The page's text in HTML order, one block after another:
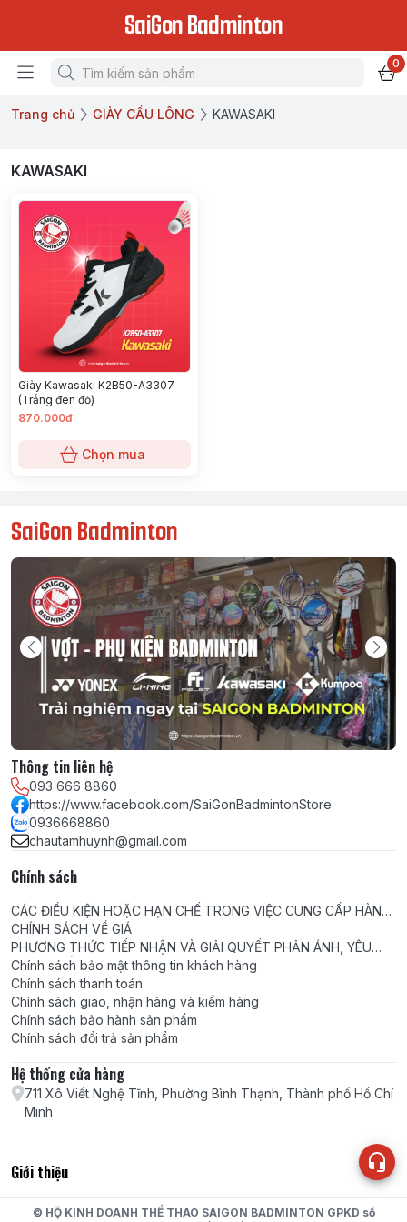
SaiGon Badminton
0
Trang chủ GIÀY CẦU LÔNG KAWASAKI
KAWASAKI
Giày Kawasaki K2B50-A3307
(Trắng đen đỏ)
870.000đ
Chọn mua
SaiGon Badminton
Thông tin liên hệ
093 666 8860
https://www.facebook.com/SaiGonBadmintonStore
0936668860
chautamhuynh@gmail.com
Chính sách
CÁC ĐIỀU KIỆN HOẶC HẠN CHẾ TRONG VIỆC CUNG CẤP HÀNG
HÓA, DỊCH VỤ
CHÍNH SÁCH VỀ GIÁ
PHƯƠNG THỨC TIẾP NHẬN VÀ GIẢI QUYẾT PHẢN ÁNH, YÊU
CẦU, KHIẾU NẠI
Chính sách bảo mật thông tin khách hàng
Chính sách thanh toán
Chính sách giao, nhận hàng và kiểm hàng
Chính sách bảo hành sản phẩm
Chính sách đổi trả sản phẩm
Hệ thống cửa hàng
711 Xô Viết Nghệ Tĩnh, Phường Bình Thạnh, Thành phố Hồ Chí
Minh
Giới thiệu
© HỘ KINH DOANH THỂ THAO SAIGON BADMINTON GPKD số